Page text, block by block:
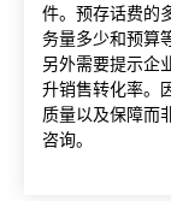
件。预存话费的
务量多少和预算
另外需要提示企
升销售转化率。
质量以及保障而
咨询。